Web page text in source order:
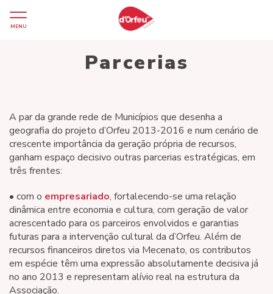
MENU
Parcerias
A par da grande rede de Municípios que desenha a
geografia do projeto d’Orfeu 2013-2016 e num cenário de
crescente importância da geração própria de recursos,
ganham espaço decisivo outras parcerias estratégicas, em
três frentes:
• com o empresariado, fortalecendo-se uma relação
dinâmica entre economia e cultura, com geração de valor
acrescentado para os parceiros envolvidos e garantias
futuras para a intervenção cultural da d’Orfeu. Além de
recursos financeiros diretos via Mecenato, os contributos
em espécie têm uma expressão absolutamente decisiva já
no ano 2013 e representam alívio real na estrutura da
Associação.